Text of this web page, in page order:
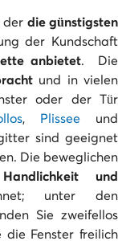
der die günstigsten
der Kundschaft
anbietet. Die
und in vielen
oder der Tür
, Plissee und
sind geeignet
Die beweglichen
und
unter den
Sie zweifellos
die Fenster freilich